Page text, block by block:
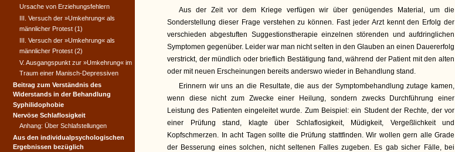
Aus der Zeit vor dem Kriege verfügen wir über genügendes Material, um die
Sonderstellung dieser Frage verstehen zu können. Fast jeder Arzt kennt den Erfolg der
verschieden abgestuften Suggestionstherapie einzelnen störenden und aufdringlichen
Symptomen gegenüber. Leider war man nicht selten in den Glauben an einen Dauererfolg
verstrickt, der mündlich oder brieflich Bestätigung fand, während der Patient mit den alten
oder mit neuen Erscheinungen bereits anderswo wieder in Behandlung stand.
Erinnern wir uns an die Resultate, die aus der Symptombehandlung zutage kamen,
wenn diese nicht zum Zwecke einer Heilung, sondern zwecks Durchführung einer
Leistung des Patienten eingeleitet wurde. Zum Beispiel: ein Student der Rechte, der vor
einer Prüfung stand, klagte über Schlaflosigkeit, Müdigkeit, Vergeßlichkeit und
Kopfschmerzen. In acht Tagen sollte die Prüfung stattfinden. Wir wollen gern alle Grade
der Besserung eines solchen, nicht seltenen Falles zugeben. Es gab sicher Fälle, bei
Ursache von Erziehungsfehlern
III. Versuch der »Umkehrung« als
männlicher Protest (1)
III. Versuch der »Umkehrung« als
männlicher Protest (2)
V. Ausgangspunkt zur »Umkehrung« im
Traum einer Manisch-Depressiven
Beitrag zum Verständnis des
Widerstands in der Behandlung
Syphilidophobie
Nervöse Schlaflosigkeit
Anhang: Über Schlafstellungen
Aus den individualpsycho­logischen
Ergebnissen bezüglich